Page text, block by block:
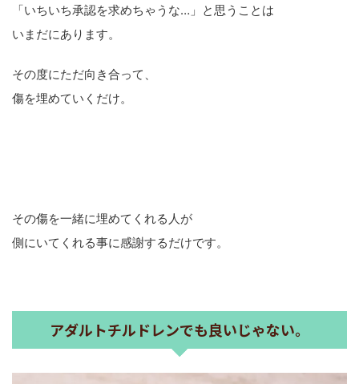
「いちいち承認を求めちゃうな…」と思うことは
いまだにあります。
その度にただ向き合って、
傷を埋めていくだけ。
その傷を一緒に埋めてくれる人が
側にいてくれる事に感謝するだけです。
アダルトチルドレンでも良いじゃない。